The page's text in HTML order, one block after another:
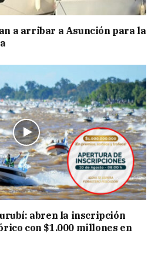
a arribar a Asunción para la
abren la inscripción
con $1.000 millones en